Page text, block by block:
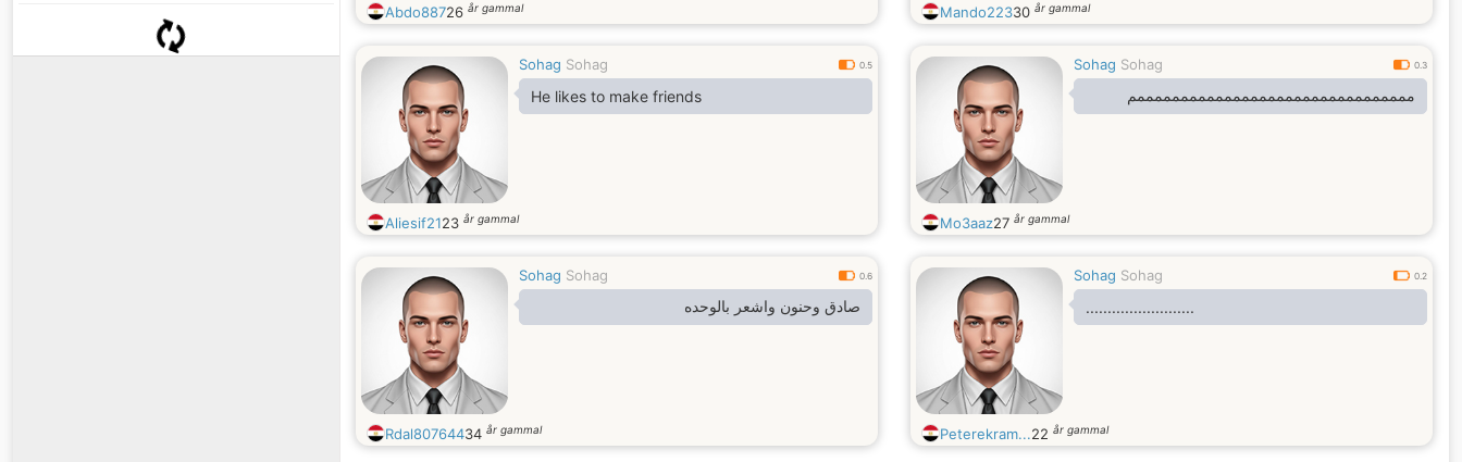
Abdo88726 år gammal Mando22330 år gammal
Sohag Sohag 0.5
He likes to make friends
Aliesif2123 år gammal
Sohag Sohag 0.3
ممممممممممممممممممممممممممممممممم
Mo3aaz27 år gammal
Sohag Sohag 0.6
صادق وحنون واشعر بالوحده
Rdal80764434 år gammal
Sohag Sohag 0.2
.........................
Peterekram...22 år gammal